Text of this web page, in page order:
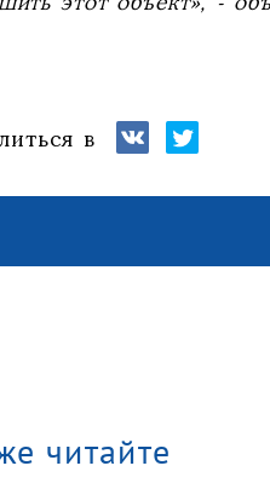
этот объект», -
в
читайте